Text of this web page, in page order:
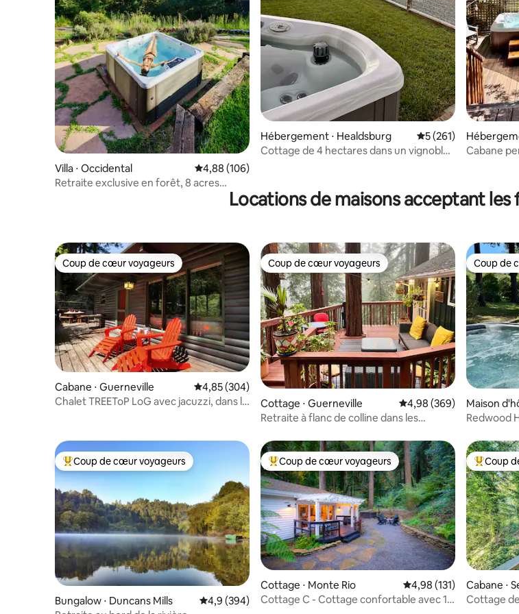
Villa ⋅ Occidental Évaluation moyenne sur la base de 106 commentaires : 4,88 sur 5
4,88 (106)
Retraite exclusive en forêt, 8 acres
Hébergement ⋅ Healdsburg Évaluation moyenne
5 (261)
Cottage de 4 hectares dans un vignoble
Cabane
Locations de maisons acceptant les
Coup de cœur voyageurs
Coup de cœur voyageurs
Cabane ⋅ Guerneville Évaluation moyenne sur la base de 304 commentaires : 4,85 sur 5
4,85 (304)
Chalet TREEToP LoG avec jacuzzi, dans la
Coup de cœur voyageurs
Coup de cœur voyageurs
Cottage ⋅ Guerneville Évaluation moyenne sur
4,98 (369)
Retraite à flanc de colline dans les
Coup de
Coup de
Maison
Redwood
Coups de cœur voyageurs les plus appréciés
Coup de cœur voyageurs
Bungalow ⋅ Duncans Mills Évaluation moyenne sur la base de 394 commentaires : 4,9 sur 5
4,9 (394)
Coups de cœur voyageurs les plus appréciés
Coup de cœur voyageurs
Cottage ⋅ Monte Rio Évaluation moyenne sur
4,98 (131)
Cottage C - Cottage confortable avec 1
Coups
Coup
Cabane ⋅
Cottage